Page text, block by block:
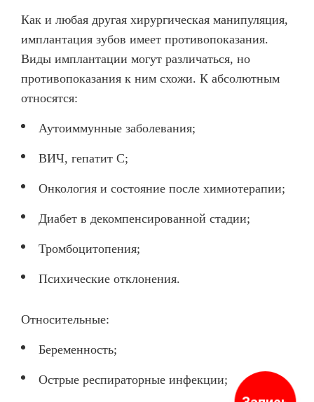
Как и любая другая хирургическая манипуляция,
имплантация зубов имеет противопоказания.
Виды имплантации могут различаться, но
противопоказания к ним схожи. К абсолютным
относятся:
Аутоиммунные заболевания;
ВИЧ, гепатит С;
Онкология и состояние после химиотерапии;
Диабет в декомпенсированной стадии;
Тромбоцитопения;
Психические отклонения.
Относительные:
Беременность;
Острые респираторные инфекции;